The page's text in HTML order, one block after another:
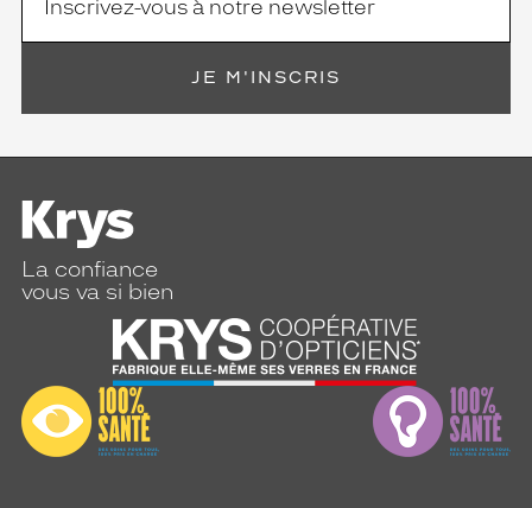
JE M'INSCRIS
La confiance
vous va si bien